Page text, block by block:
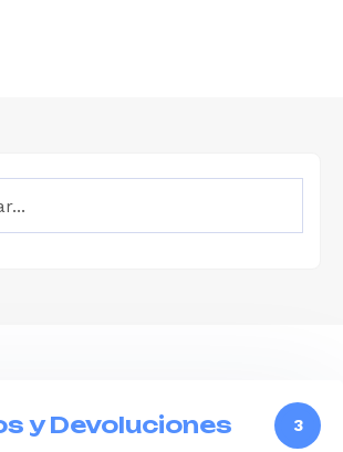
y Devoluciones 3